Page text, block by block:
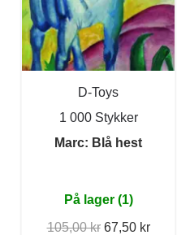
D-Toys
1 000 Stykker
Marc: Blå hest
På lager (1)
105,00 kr 67,50 kr